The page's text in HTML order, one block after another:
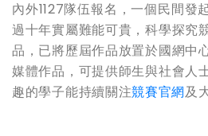
內外1127隊伍報名，一個民間發
過十年實屬難能可貴，科學探究
品，已將歷屆作品放置於國網中
媒體作品，可提供師生與社會人
趣的學子能持續關注競賽官網及